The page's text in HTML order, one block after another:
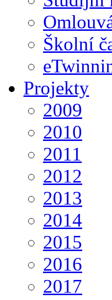
Školní
Projekty
2009
2010
2011
2012
2013
2014
2015
2016
2017